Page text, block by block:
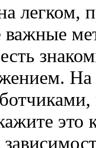
легком,
важные
На
это